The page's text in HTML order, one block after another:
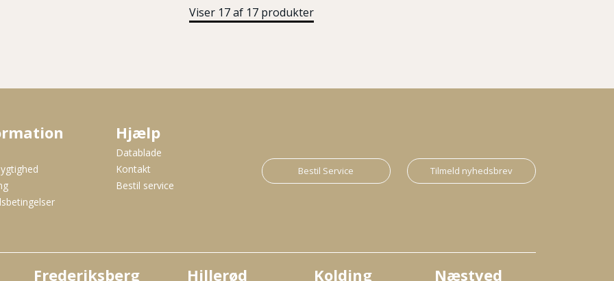
Viser 17 af 17 produkter
Hjælp
Datablade
Kontakt
Bestil service
Bestil Service Tilmeld nyhedsbrev
Frederiksberg Hillerød Kolding Næstved